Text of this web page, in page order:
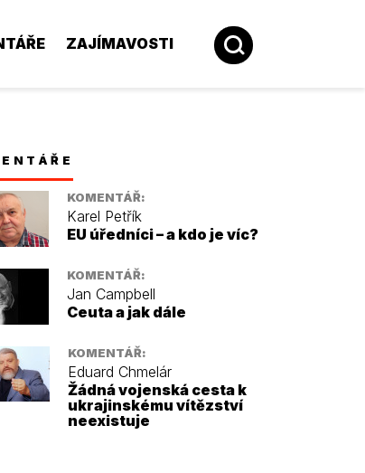
ZAJÍMAVOSTI
KOMENTÁŘ:
Karel Petřík
EU úředníci – a kdo je víc?
KOMENTÁŘ:
Jan Campbell
Ceuta a jak dále
KOMENTÁŘ:
Eduard Chmelár
Žádná vojenská cesta k
ukrajinskému vítězství
neexistuje